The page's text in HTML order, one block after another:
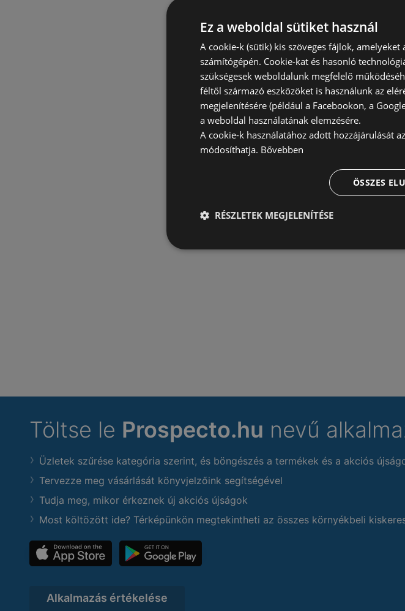
Töltse le Prospecto.hu nevű
Üzletek szűrése kategória szerint, és böngészés a termékek és a akciós
Tervezze meg vásárlását könyvjelzőink segítségével
Tudja meg, mikor érkeznek új akciós újságok
Most költözött ide? Térképünkön megtekintheti az összes környékbeli
Alkalmazás értékelése
Ez a weboldal sütiket használ
A cookie-k (sütik) kis szöveges fájlok,
számítógépén. Cookie-kat és hasonló
szükségesek weboldalunk megfelelő
féltől származó eszközöket is használunk az
megjelenítésére (például a Facebookon, a
a weboldal használatának elemzésére.
A cookie-k használatához adott hozzájárulását
módosíthatja. Bővebben
ÖSSZES
RÉSZLETEK MEGJELENÍTÉSE